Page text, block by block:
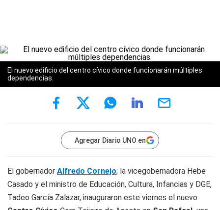
El nuevo edificio del centro cívico donde funcionarán múltiples
dependencias.
Agregar Diario UNO en
El gobernador Alfredo Cornejo; la vicegobernadora Hebe
Casado y el ministro de Educación, Cultura, Infancias y DGE,
Tadeo García Zalazar, inauguraron este viernes el nuevo